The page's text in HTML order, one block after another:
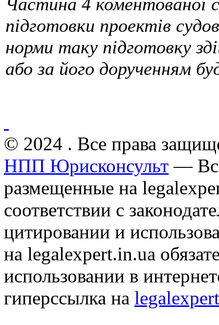
підготовки проектів
норми таку підготовку
або за його дорученням
© 2024 . Все права
НПП Юрисконсульт —
размещенные на
соответствии с
цитировании и
на legalexpert.in.ua
использовании в
гиперссылка на